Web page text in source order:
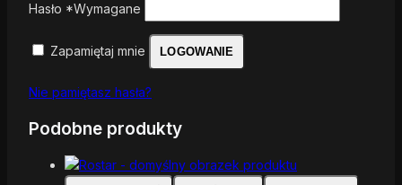
Hasło *Wymagane
Zapamiętaj mnie LOGOWANIE
Nie pamiętasz hasła?
Podobne produkty